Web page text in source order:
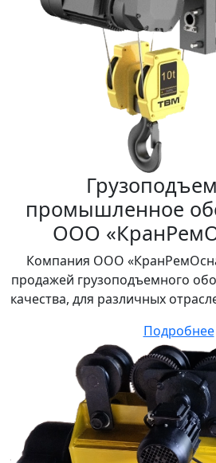
промышленное
ООО
Компания ООО
продажей грузоподъемного
качества, для различных
Подробнее